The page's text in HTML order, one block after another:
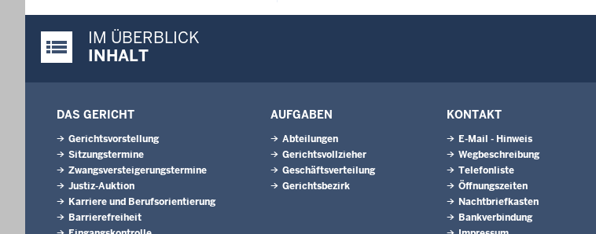
Justiz-Portal im Überblick:
IM ÜBERBLICK
INHALT
DAS GERICHT
Gerichtsvorstellung
Sitzungstermine
Zwangsversteigerungs­termine
Justiz-Auktion
Karriere und Berufsorientierung
Barrierefreiheit
AUFGABEN
Abteilungen
Gerichtsvollzieher
Geschäftsverteilung
Gerichtsbezirk
KONTAKT
E-Mail - Hinweis
Wegbeschreibung
Telefonliste
Öffnungszeiten
Nachtbriefkasten
Bankverbindung